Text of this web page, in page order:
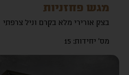
מגש פחזניות
בצק אורירי מלא בקרם וניל צרפתי
מס' יחידות: 15